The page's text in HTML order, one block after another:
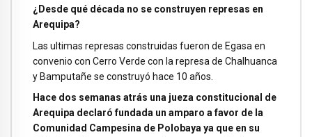
¿Desde qué década no se construyen represas en
Arequipa?
Las ultimas represas construidas fueron de Egasa en
convenio con Cerro Verde con la represa de Chalhuanca
y Bamputañe se construyó hace 10 años.
Hace dos semanas atrás una jueza constitucional de
Arequipa declaró fundada un amparo a favor de la
Comunidad Campesina de Polobaya ya que en su